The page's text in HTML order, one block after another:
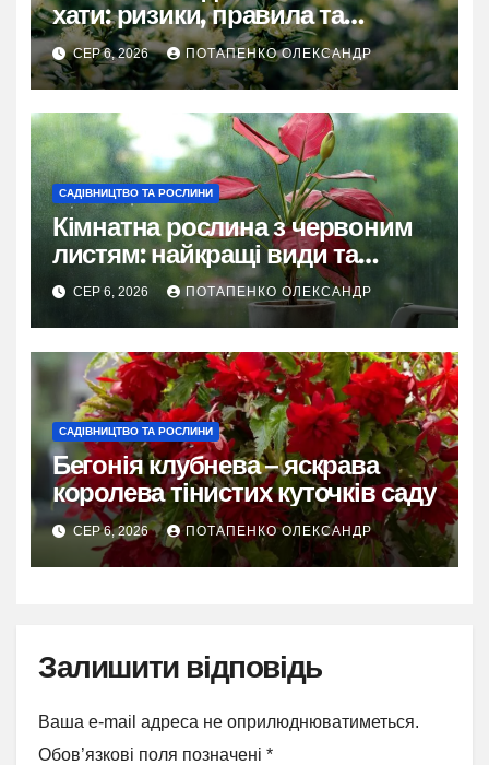
хати: ризики, правила та
практичні рішення
СЕР 6, 2026 ПОТАПЕНКО ОЛЕКСАНДР
САДІВНИЦТВО ТА РОСЛИНИ
Кімнатна рослина з червоним
листям: найкращі види та
секрети догляду
СЕР 6, 2026 ПОТАПЕНКО ОЛЕКСАНДР
САДІВНИЦТВО ТА РОСЛИНИ
Бегонія клубнева – яскрава
королева тінистих куточків саду
СЕР 6, 2026 ПОТАПЕНКО ОЛЕКСАНДР
Залишити відповідь
Ваша e-mail адреса не оприлюднюватиметься.
Обов’язкові поля позначені *